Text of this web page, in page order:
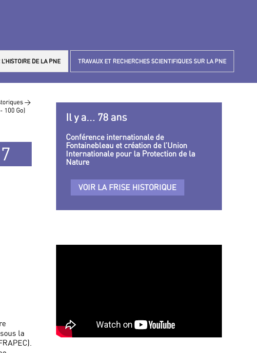
DE LA PNE TRAVAUX ET RECHERCHES SCIENTIFIQUES SUR LA PNE
>
100 Go)
la
Il y a... 78 ans
Conférence internationale de
Fontainebleau et création de l’Union
Internationale pour la Protection de la
Nature
VOIR LA FRISE HISTORIQUE